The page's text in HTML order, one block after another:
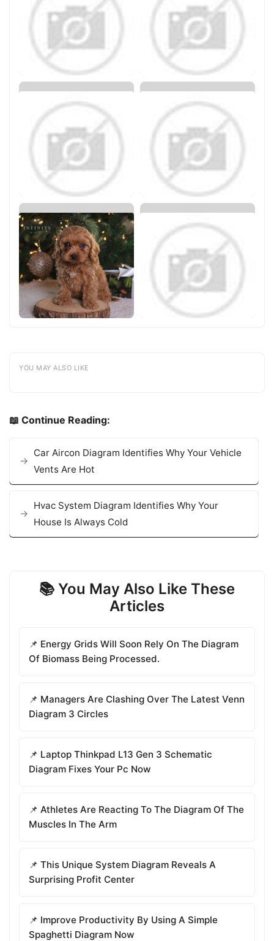
YOU MAY ALSO LIKE
📖 Continue Reading:
Car Aircon Diagram Identifies Why Your Vehicle
Vents Are Hot
Hvac System Diagram Identifies Why Your
House Is Always Cold
📚 You May Also Like These
Articles
📌 Energy Grids Will Soon Rely On The Diagram
Of Biomass Being Processed.
📌 Managers Are Clashing Over The Latest Venn
Diagram 3 Circles
📌 Laptop Thinkpad L13 Gen 3 Schematic
Diagram Fixes Your Pc Now
📌 Athletes Are Reacting To The Diagram Of The
Muscles In The Arm
📌 This Unique System Diagram Reveals A
Surprising Profit Center
📌 Improve Productivity By Using A Simple
Spaghetti Diagram Now